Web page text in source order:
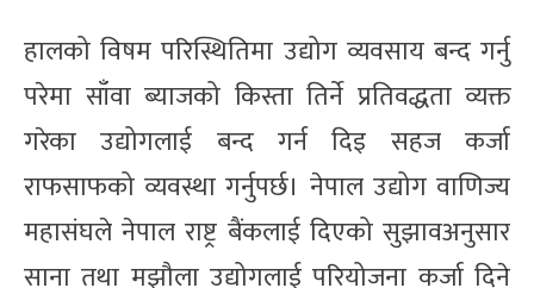
हालको विषम परिस्थितिमा उद्योग व्यवसाय बन्द गर्नु
परेमा साँवा ब्याजको किस्ता तिर्ने प्रतिवद्धता व्यक्त
गरेका उद्योगलाई बन्द गर्न दिइ सहज कर्जा
राफसाफको व्यवस्था गर्नुपर्छ। नेपाल उद्योग वाणिज्य
महासंघले नेपाल राष्ट्र बैंकलाई दिएको सुझावअनुसार
साना तथा मझौला उद्योगलाई परियोजना कर्जा दिने